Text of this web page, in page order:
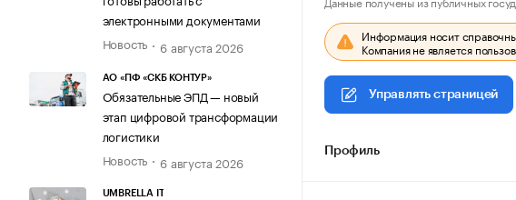
электронными документами
Новость
6 августа 2026
АО «ПФ «СКБ КОНТУР»
Обязательные ЭПД — новый
этап цифровой трансформации
логистики
Новость
6 августа 2026
UMBRELLA IT
Информация носит
Компания не является
Управлять страницей
Профиль